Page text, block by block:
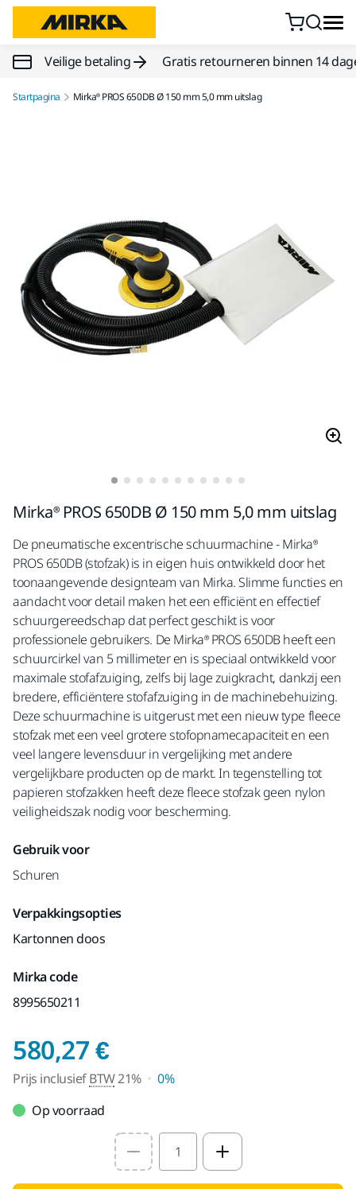
Doorgaan naar inhoud
Veilige betaling Gratis retourneren binnen 14
Startpagina Mirka® PROS 650DB Ø 150 mm 5,0 mm uitslag
Mirka® PROS 650DB Ø 150 mm 5,0 mm uitslag
De pneumatische excentrische schuurmachine - Mirka®
PROS 650DB (stofzak) is in eigen huis ontwikkeld door het
toonaangevende designteam van Mirka. Slimme functies en
aandacht voor detail maken het een efficiënt en effectief
schuurgereedschap dat perfect geschikt is voor
professionele gebruikers. De Mirka® PROS 650DB heeft een
schuurcirkel van 5 millimeter en is speciaal ontwikkeld voor
maximale stofafzuiging, zelfs bij lage zuigkracht, dankzij een
bredere, efficiëntere stofafzuiging in de machinebehuizing.
Deze schuurmachine is uitgerust met een nieuw type fleece
stofzak met een veel grotere stofopnamecapaciteit en een
veel langere levensduur in vergelijking met andere
vergelijkbare producten op de markt. In tegenstelling tot
papieren stofzakken heeft deze fleece stofzak geen nylon
veiligheidszak nodig voor bescherming.
Gebruik voor
Schuren
Verpakkingsopties
Kartonnen doos
Mirka code
8995650211
580,27 €Prijs inclusief BTW
Prijs inclusiefBTW21%
0%
Op voorraad
Select quantity value